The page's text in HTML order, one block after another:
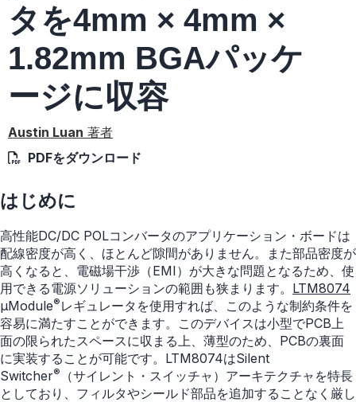
タを4mm × 4mm ×
1.82mm BGAパッケ
ージに収容
Austin Luan 著者
PDFをダウンロード
はじめに
高性能DC/DC POLコンバータのアプリケーション・ボードは
配線密度が高く、ほとんど隙間がありません。また部品密度が
高くなると、電磁場干渉（EMI）が大きな問題となるため、使
用できる電源ソリューションの範囲も狭まります。 LTM8074
µModule® レギュレータを使用すれば、このような制約条件を
容易に満たすことができます。このデバイスは小型でPCB上
面の限られたスペースに収まる上、薄型のため、PCBの裏面
に実装することが可能です。LTM8074はSilent
Switcher®
（サイレント・スイッチャ）アーキテクチャを特長
としており、フィルタやシールド部品を追加することなく厳し